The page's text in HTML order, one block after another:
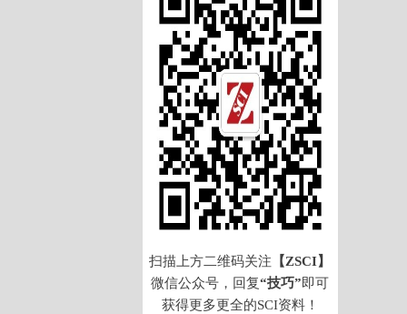
扫描上方二维码关注 【ZSCI】
微信公众号，回复“技巧”即可
获得更多更全的SCI资料！